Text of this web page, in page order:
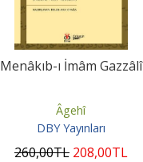
Menâkıb-ı İmâm Gazzâlî
Âgehî
DBY Yayınları
260,00TL 208,00TL